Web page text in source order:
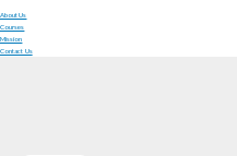
About Us
Courses
Mission
Contact Us